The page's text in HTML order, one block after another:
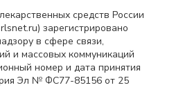
средств России
зарегистрировано
в сфере связи,
и массовых коммуникаций
номер и дата принятия
Эл № ФС77-85156 от 25